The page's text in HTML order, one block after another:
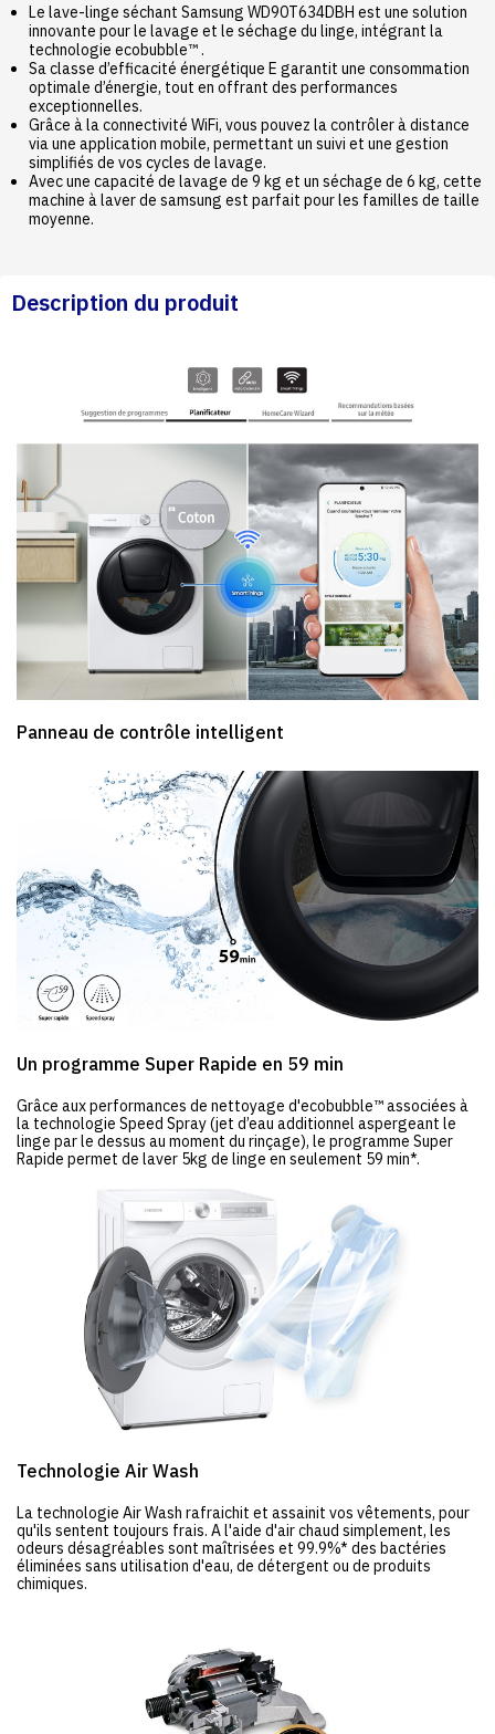
Le lave-linge séchant Samsung WD90T634DBH est une solution
innovante pour le lavage et le séchage du linge, intégrant la
technologie ecobubble™ .
Sa classe d’efficacité énergétique E garantit une consommation
optimale d’énergie, tout en offrant des performances
exceptionnelles.
Grâce à la connectivité WiFi, vous pouvez la contrôler à distance
via une application mobile, permettant un suivi et une gestion
simplifiés de vos cycles de lavage.
Avec une capacité de lavage de 9 kg et un séchage de 6 kg, cette
machine à laver de samsung est parfait pour les familles de taille
moyenne.
Description du produit
Panneau de contrôle intelligent
Un programme Super Rapide en 59 min
Grâce aux performances de nettoyage d'ecobubble™ associées à
la technologie Speed Spray (jet d’eau additionnel aspergeant le
linge par le dessus au moment du rinçage), le programme Super
Rapide permet de laver 5kg de linge en seulement 59 min*.
Technologie Air Wash
La technologie Air Wash rafraichit et assainit vos vêtements, pour
qu'ils sentent toujours frais. A l'aide d'air chaud simplement, les
odeurs désagréables sont maîtrisées et 99.9%* des bactéries
éliminées sans utilisation d'eau, de détergent ou de produits
chimiques.